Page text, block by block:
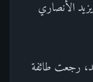
الأنصاري
رجعت طائفة